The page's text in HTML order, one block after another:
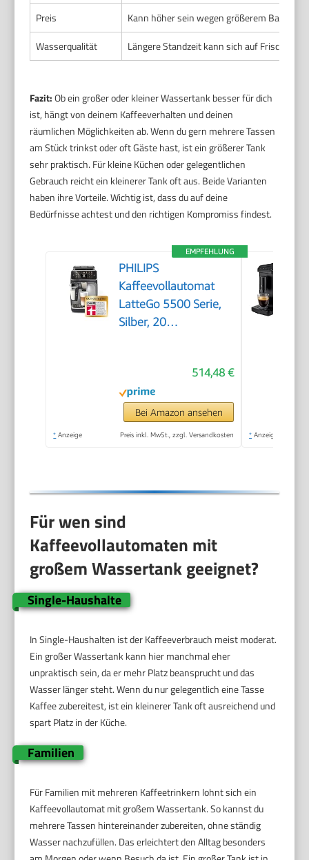
Preis
Kann höher sein wegen größerem Bauraum
Wasserqualität
Längere Standzeit kann sich auf Frische
Fazit:Ob ein großer oder kleiner Wassertank besser für dich
ist, hängt von deinem Kaffeeverhalten und deinen
räumlichen Möglichkeiten ab. Wenn du gern mehrere Tassen
am Stück trinkst oder oft Gäste hast, ist ein größerer Tank
sehr praktisch. Für kleine Küchen oder gelegentlichen
Gebrauch reicht ein kleinerer Tank oft aus. Beide Varianten
haben ihre Vorteile. Wichtig ist, dass du auf deine
Bedürfnisse achtest und den richtigen Kompromiss findest.
EMPFEHLUNG
PHILIPS
Kaffeevollautomat
LatteGo 5500 Serie,
Silber, 20
514,48 €
Bei Amazon ansehen
* Anzeige Preis inkl. MwSt., zzgl. Versandkosten * Anzeige
Für wen sind
Kaffeevollautomaten mit
großem Wassertank geeignet?
Single-Haushalte
In Single-Haushalten ist der Kaffeeverbrauch meist moderat.
Ein großer Wassertank kann hier manchmal eher
unpraktisch sein, da er mehr Platz beansprucht und das
Wasser länger steht. Wenn du nur gelegentlich eine Tasse
Kaffee zubereitest, ist ein kleinerer Tank oft ausreichend und
spart Platz in der Küche.
Familien
Für Familien mit mehreren Kaffeetrinkern lohnt sich ein
Kaffeevollautomat mit großem Wassertank. So kannst du
mehrere Tassen hintereinander zubereiten, ohne ständig
Wasser nachzufüllen. Das erleichtert den Alltag besonders